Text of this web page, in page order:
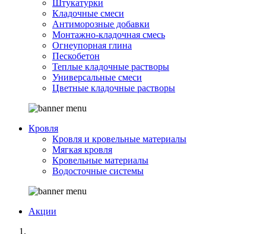
Штукатурки
Кладочные смеси
Антиморозные добавки
Монтажно-кладочная смесь
Огнеупорная глина
Пескобетон
Теплые кладочные растворы
Универсальные смеси
Цветные кладочные растворы
Кровля
Кровля и кровельные материалы
Мягкая кровля
Кровельные материалы
Водосточные системы
Акции